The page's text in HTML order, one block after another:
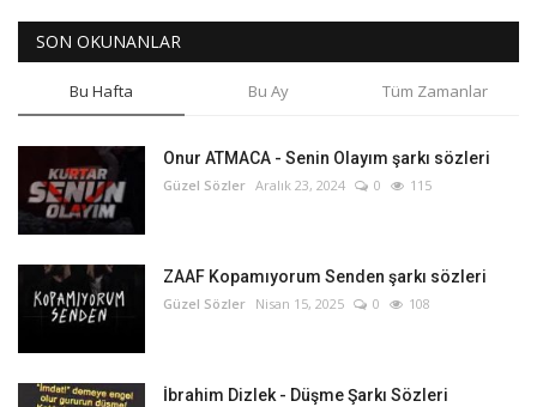
SON OKUNANLAR
Bu Hafta Bu Ay Tüm Zamanlar
Onur ATMACA - Senin Olayım şarkı sözleri
Güzel Sözler Aralık 23, 2024 0 115
ZAAF Kopamıyorum Senden şarkı sözleri
Güzel Sözler Nisan 15, 2025 0 108
İbrahim Dizlek - Düşme Şarkı Sözleri